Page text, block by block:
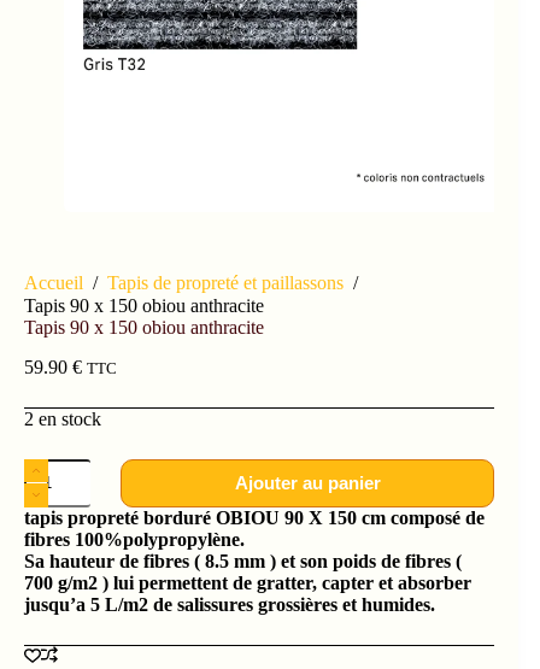
Accueil / Tapis de propreté et paillassons /
Tapis 90 x 150 obiou anthracite
Tapis 90 x 150 obiou anthracite
59.90 € TTC
2 en stock
Ajouter au panier
tapis propreté borduré OBIOU 90 X 150 cm composé de
fibres 100%polypropylène.
Sa hauteur de fibres ( 8.5 mm ) et son poids de fibres (
700 g/m2 ) lui permettent de gratter, capter et absorber
jusqu’a 5 L/m2 de salissures grossières et humides.